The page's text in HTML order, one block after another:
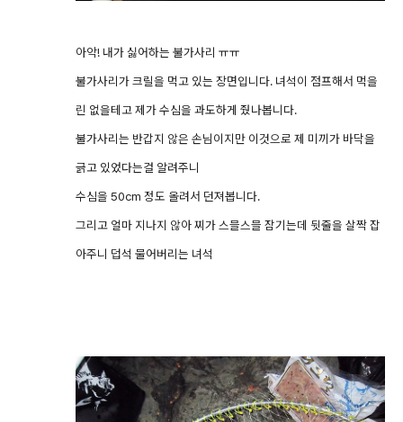
아악! 내가 싫어하는 불가사리 ㅠㅠ
불가사리가 크릴을 먹고 있는 장면입니다. 녀석이 점프해서 먹을
린 없을테고 제가 수심을 과도하게 줬나봅니다.
불가사리는 반갑지 않은 손님이지만 이것으로 제 미끼가 바닥을
긁고 있었다는걸 알려주니
수심을 50cm 정도 올려서 던져봅니다.
그리고 얼마 지나지 않아 찌가 스믈스믈 잠기는데 뒷줄을 살짝 잡
아주니 덥석 물어버리는 녀석